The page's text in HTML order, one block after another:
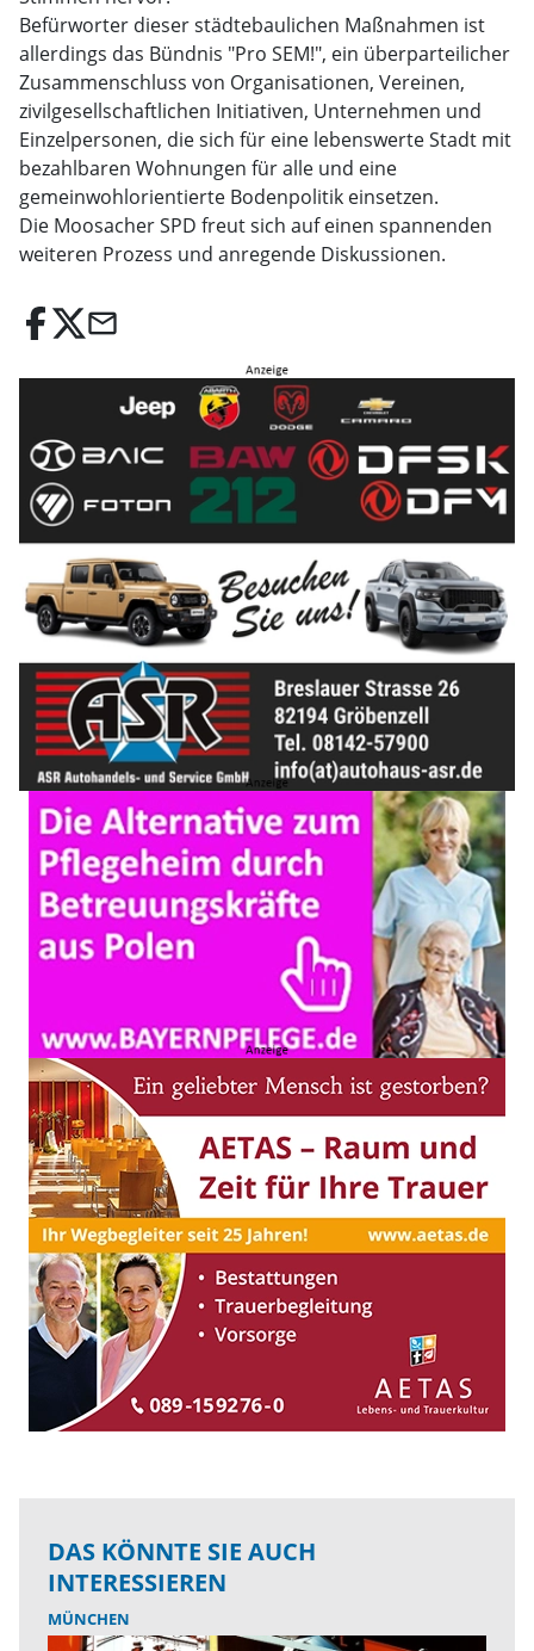
Befürworter dieser städtebaulichen Maßnahmen ist
allerdings das Bündnis "Pro SEM!", ein überparteilicher
Zusammenschluss von Organisationen, Vereinen,
zivilgesellschaftlichen Initiativen, Unternehmen und
Einzelpersonen, die sich für eine lebenswerte Stadt mit
bezahlbaren Wohnungen für alle und eine
gemeinwohlorientierte Bodenpolitik einsetzen.
Die Moosacher SPD freut sich auf einen spannenden
weiteren Prozess und anregende Diskussionen.
email
DAS KÖNNTE SIE AUCH
INTERESSIEREN
MÜNCHEN